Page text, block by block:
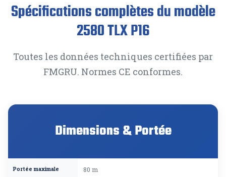
Spécifications complètes du modèle
2580 TLX P16
Toutes les données techniques certifiées par
FMGRU. Normes CE conformes.
Dimensions & Portée
Portée maximale 80 m